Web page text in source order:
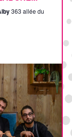
363 allée du